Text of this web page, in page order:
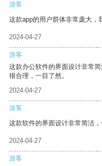
游客
这款app的用户群体非常庞大，
2024-04-27
游客
这款办公软件的界面设计非常
很合理，一目了然。
2024-04-27
游客
这款软件的界面设计非常简洁，
2024-04-27
游客